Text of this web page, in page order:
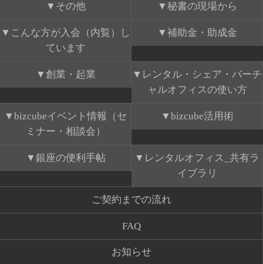
その他 秘書の現場から
こんな方が入会（内覧）し
ています
補助金・助成金
創業・起業
レンタル・シェア・バーチ
ャルオフィスの使い方
bizcubeイベント情報（セ
ミナー・相談会）
bizcube活用術
銀座の便利手帖
レンタルオフィス_共有ラ
イブラリ
ご契約までの流れ
FAQ
お知らせ